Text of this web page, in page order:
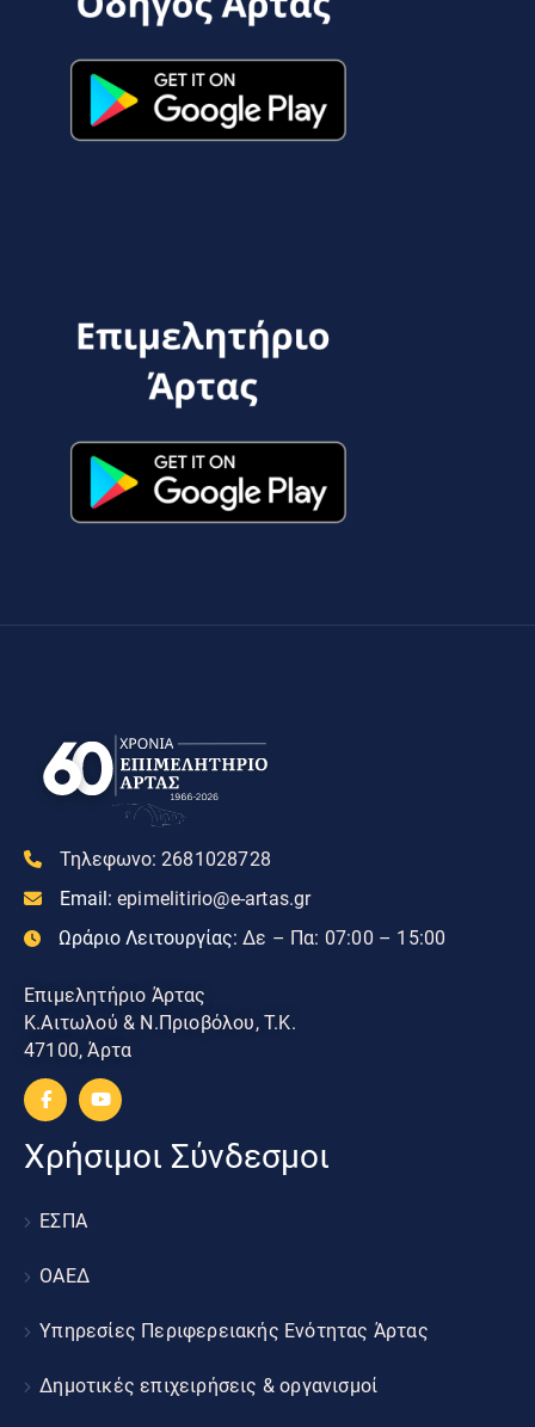
Τηλεφωνο: 2681028728
Email: epimelitirio@e-artas.gr
Ωράριο Λειτουργίας: Δε – Πα: 07:00 – 15:00
Επιμελητήριο Άρτας
Κ.Αιτωλού & Ν.Πριοβόλου, Τ.Κ.
47100, Άρτα
Χρήσιμοι Σύνδεσμοι
ΕΣΠΑ
ΟΑΕΔ
Υπηρεσίες Περιφερειακής Ενότητας Άρτας
Δημοτικές επιχειρήσεις & οργανισμοί